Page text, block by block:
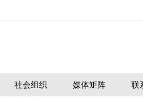
社会组织 媒体矩阵 联